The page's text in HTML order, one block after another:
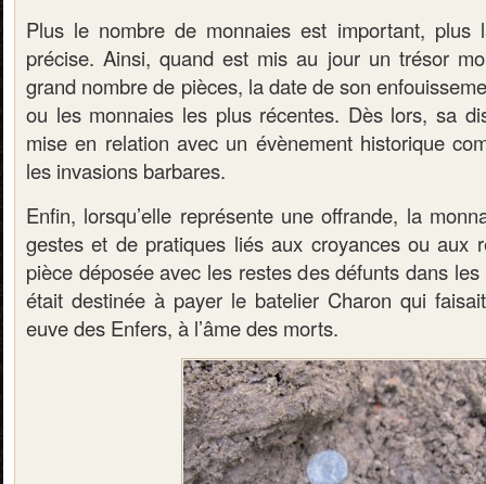
Plus le nombre de monnaies est important, plus
précise. Ainsi, quand est mis au jour un trésor
grand nombre de pièces, la date de son
ou les monnaies les plus récentes. Dès lors, sa
mise en relation avec un évènement historique
les invasions barbares.
Enfin, lorsqu’elle représente une offrande, la
gestes et de pratiques liés aux croyances ou aux
pièce déposée avec les restes des défunts dans
était destinée à payer le batelier Charon qui
euve des Enfers, à l’âme des morts.